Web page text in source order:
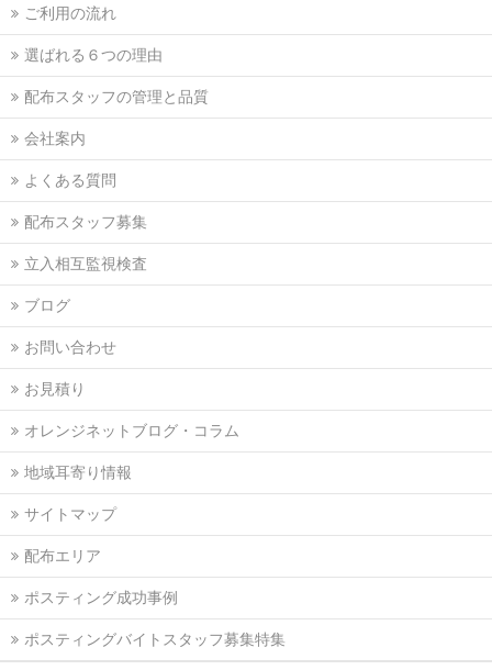
ご利用の流れ
選ばれる６つの理由
配布スタッフの管理と品質
会社案内
よくある質問
配布スタッフ募集
立入相互監視検査
ブログ
お問い合わせ
お見積り
オレンジネットブログ・コラム
地域耳寄り情報
サイトマップ
配布エリア
ポスティング成功事例
ポスティングバイトスタッフ募集特集